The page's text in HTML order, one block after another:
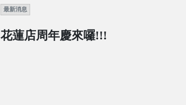
最新消息
花蓮店周年慶來囉!!!